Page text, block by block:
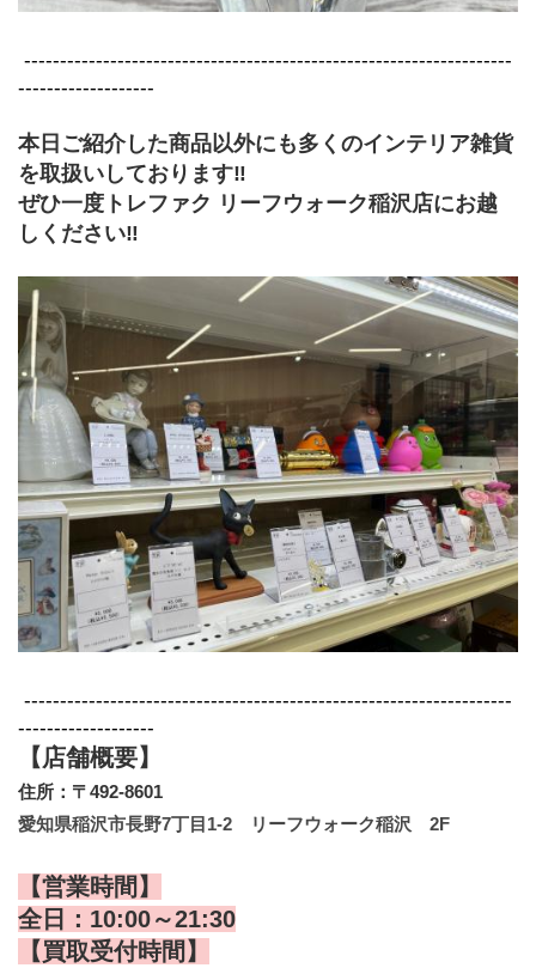
-------------------
本日ご紹介した商品以外にも多くのインテリア雑貨
を取扱いしております‼
ぜひ一度トレファク リーフウォーク稲沢店にお越
しください‼
-------------------
【店舗概要】
住所：〒492-8601
愛知県稲沢市長野7丁目1-2　リーフウォーク稲沢　2F
【営業時間】
全日：10:00～21:30
【買取受付時間】